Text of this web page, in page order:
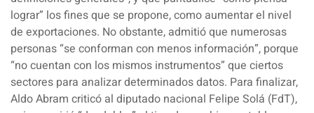
lograr” los fines que se propone, como aumentar el nivel
de exportaciones. No obstante, admitió que numerosas
personas “se conforman con menos información”, porque
“no cuentan con los mismos instrumentos” que ciertos
sectores para analizar determinados datos. Para finalizar,
Aldo Abram criticó al diputado nacional Felipe Solá (FdT),